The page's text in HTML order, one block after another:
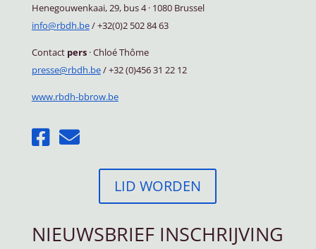
Henegouwenkaai, 29, bus 4·1080 Brussel
info@rbdh.be/ +32(0)2 502 84 63
Contact pers ·Chloé Thôme
presse@rbdh.be/ +32 (0)456 31 22 12
www.rbdh-bbrow.be
LID WORDEN
NIEUWSBRIEF INSCHRIJVING